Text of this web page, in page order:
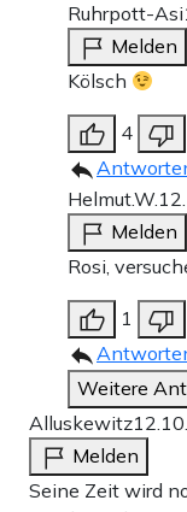
Ruhrpott-Asi
Melden
Kölsch
4
Helmut.W.
Melden
Rosi,
1
Weitere
Alluskewitz
Melden
Seine Zeit wird